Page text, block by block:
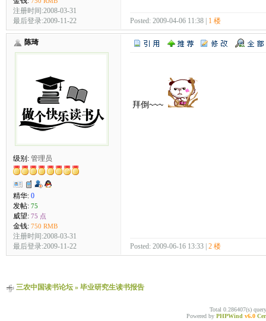
注册时间:2008-03-31
最后登录:2009-11-22
Posted: 2009-04-06 11:38 | 1 楼
陈琦
级别: 管理员
精华: 0
发帖: 75
威望: 75 点
金钱: 750 RMB
注册时间:2008-03-31
最后登录:2009-11-22
拜倒~~~
Posted: 2009-06-16 13:33 | 2 楼
三农中国读书论坛» 毕业研究生读书报告
Total 0.286407(s)
Powered by PHPWind v6.0